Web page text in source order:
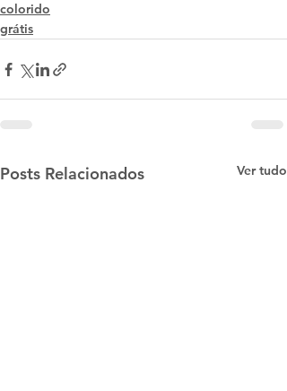
colorido
grátis
Posts Relacionados Ver tudo